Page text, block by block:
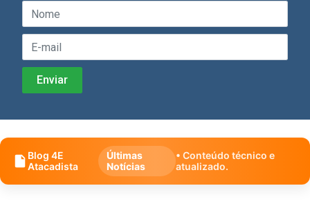
Blog 4E
Atacadista
Últimas
Notícias
• Conteúdo técnico e
atualizado.